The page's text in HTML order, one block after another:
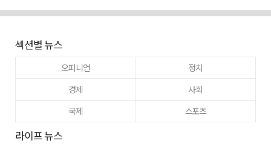
섹션별 뉴스
오피니언
정치
경제
사회
국제
스포츠
라이프 뉴스